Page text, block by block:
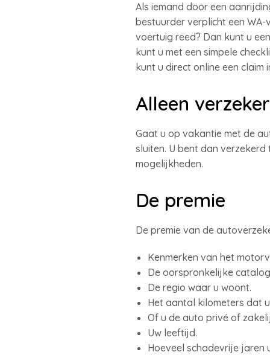
Als iemand door een
bestuurder verplicht een
voertuig reed? Dan kunt u
kunt u met een simpele
kunt u direct online een claim
Alleen
Gaat u op vakantie met de
sluiten. U bent dan
mogelijkheden.
De premie
De premie van de
Kenmerken van het
De oorspronkelijke
De regio waar u woont.
Het aantal kilometers dat
Of u de auto privé of
Uw leeftijd.
Hoeveel schadevrije jaren